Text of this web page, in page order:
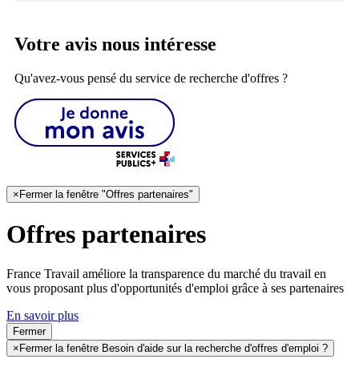
Votre avis nous intéresse
Qu'avez-vous pensé du service de recherche d'offres ?
× Fermer la fenêtre "Offres partenaires"
Offres partenaires
France Travail améliore la transparence du marché du travail en
vous proposant plus d'opportunités d'emploi grâce à ses partenaires
En savoir plus
Fermer
× Fermer la fenêtre Besoin d'aide sur la recherche d'offres d'emploi ?